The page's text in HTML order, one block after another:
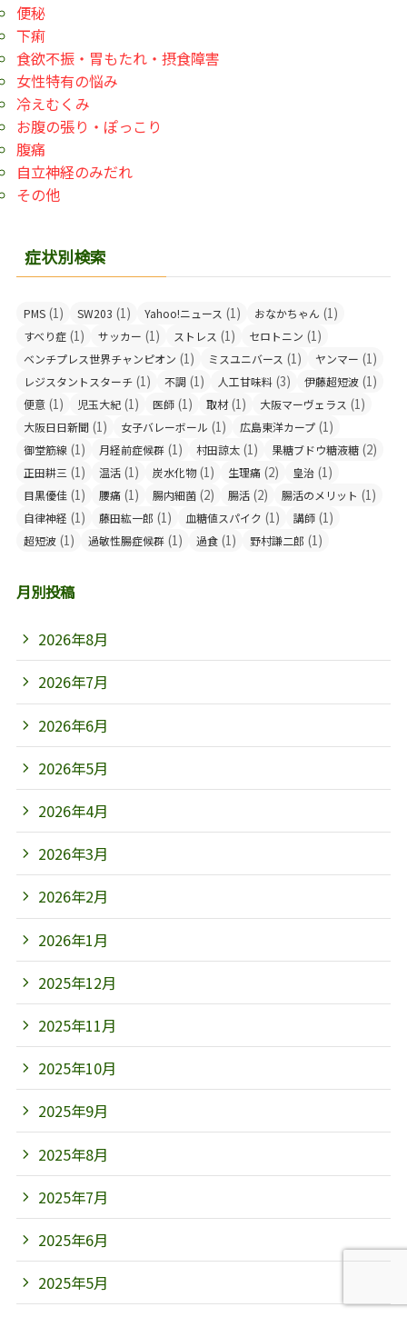
便秘
下痢
食欲不振・胃もたれ・摂食障害
女性特有の悩み
冷えむくみ
お腹の張り・ぽっこり
腹痛
自立神経のみだれ
その他
症状別検索
PMS (1) SW203 (1) Yahoo!ニュース (1) おなかちゃん (1)
すべり症 (1) サッカー (1) ストレス (1) セロトニン (1)
ベンチプレス世界チャンピオン (1) ミスユニバース (1) ヤンマー (1)
レジスタントスターチ (1) 不調 (1) 人工甘味料 (3) 伊藤超短波 (1)
便意 (1) 児玉大紀 (1) 医師 (1) 取材(1) 大阪マーヴェラス (1)
大阪日日新聞 (1) 女子バレーボール (1) 広島東洋カープ (1)
御堂筋線 (1) 月経前症候群 (1) 村田諒太 (1) 果糖ブドウ糖液糖 (2)
正田耕三 (1) 温活 (1) 炭水化物(1) 生理痛 (2) 皇治 (1)
目黒優佳 (1) 腰痛 (1) 腸内細菌 (2) 腸活 (2) 腸活のメリット (1)
自律神経 (1) 藤田紘一郎 (1) 血糖値スパイク (1) 講師 (1)
超短波 (1) 過敏性腸症候群 (1) 過食 (1) 野村謙二郎 (1)
月別投稿
2026年8月
2026年7月
2026年6月
2026年5月
2026年4月
2026年3月
2026年2月
2026年1月
2025年12月
2025年11月
2025年10月
2025年9月
2025年8月
2025年7月
2025年6月
2025年5月